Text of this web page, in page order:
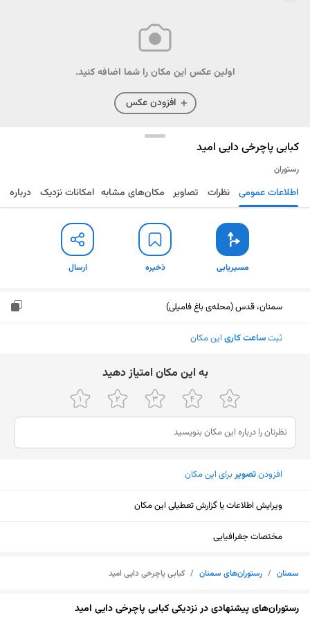
اولین عکس این مکان را شما اضافه کنید.
افزودن عکس
کبابی پاچرخی دایی امید
رستوران
مسیریابی ذخیره ارسال اطلاعات عمومی نظرات تصاویر مکان‌های مشابه امکانات نزدیک درباره
مسیریابی ذخیره ارسال
سمنان، قدس (محله‌ی باغ فامیلی)
ثبتساعت کاری این مکان
ﺑﻪ اﯾﻦ ﻣﮑﺎن اﻣﺘﯿﺎز دﻫﯿﺪ
افزودنتصویربرای این مکان
ویرایش اطلاعات یا گزارش تعطیلی این مکان
مختصات جغرافیایی
سمنان / رستوران‌های سمنان / کبابی پاچرخی دایی امید
رستوران‌های پیشنهادی در نزدیکی کبابی پاچرخی دایی امید